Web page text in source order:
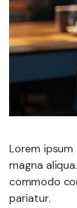
Lorem
magna
commodo
pariatur.